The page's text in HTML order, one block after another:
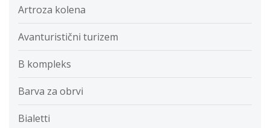
Artroza kolena
Avanturistični turizem
B kompleks
Barva za obrvi
Bialetti